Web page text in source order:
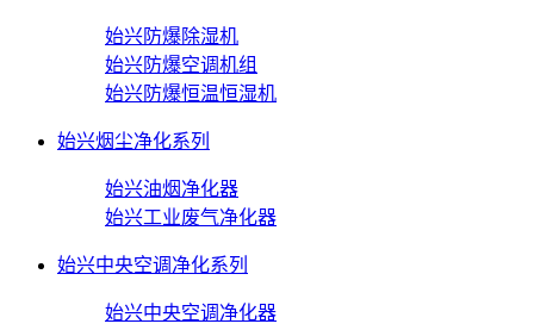
始兴防爆除湿机
始兴防爆空调机组
始兴防爆恒温恒湿机
始兴烟尘净化系列
始兴油烟净化器
始兴工业废气净化器
始兴中央空调净化系列
始兴中央空调净化器